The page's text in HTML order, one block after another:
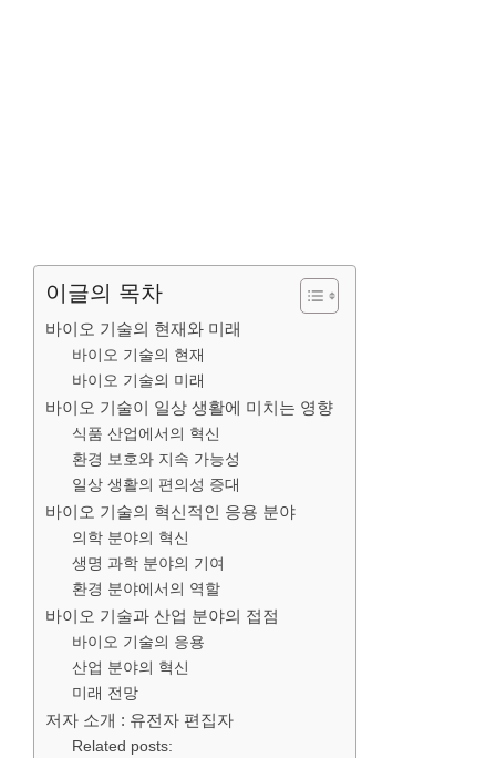
이글의 목차
바이오 기술의 현재와 미래
바이오 기술의 현재
바이오 기술의 미래
바이오 기술이 일상 생활에 미치는 영향
식품 산업에서의 혁신
환경 보호와 지속 가능성
일상 생활의 편의성 증대
바이오 기술의 혁신적인 응용 분야
의학 분야의 혁신
생명 과학 분야의 기여
환경 분야에서의 역할
바이오 기술과 산업 분야의 접점
바이오 기술의 응용
산업 분야의 혁신
미래 전망
저자 소개 : 유전자 편집자
Related posts: